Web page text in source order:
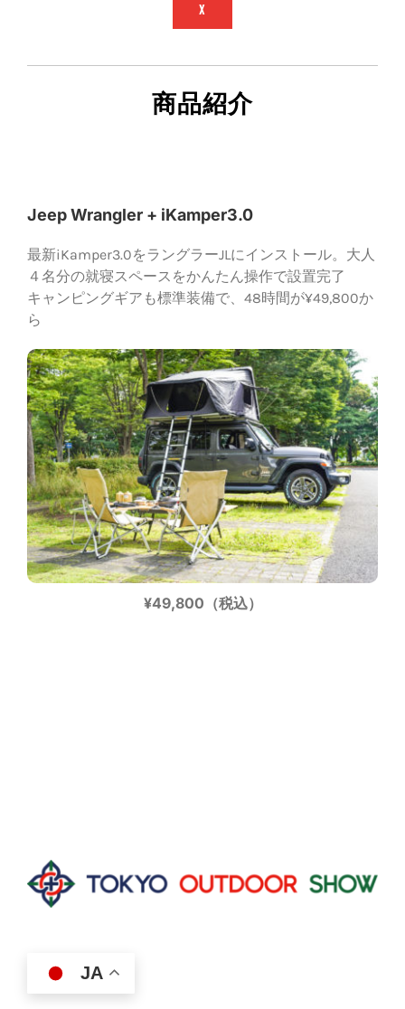
X
商品紹介
Jeep Wrangler + iKamper3.0
最新iKamper3.0をラングラーJLにインストール。大人
４名分の就寝スペースをかんたん操作で設置完了
キャンピングギアも標準装備で、48時間が¥49,800か
ら
¥49,800（税込）
JA